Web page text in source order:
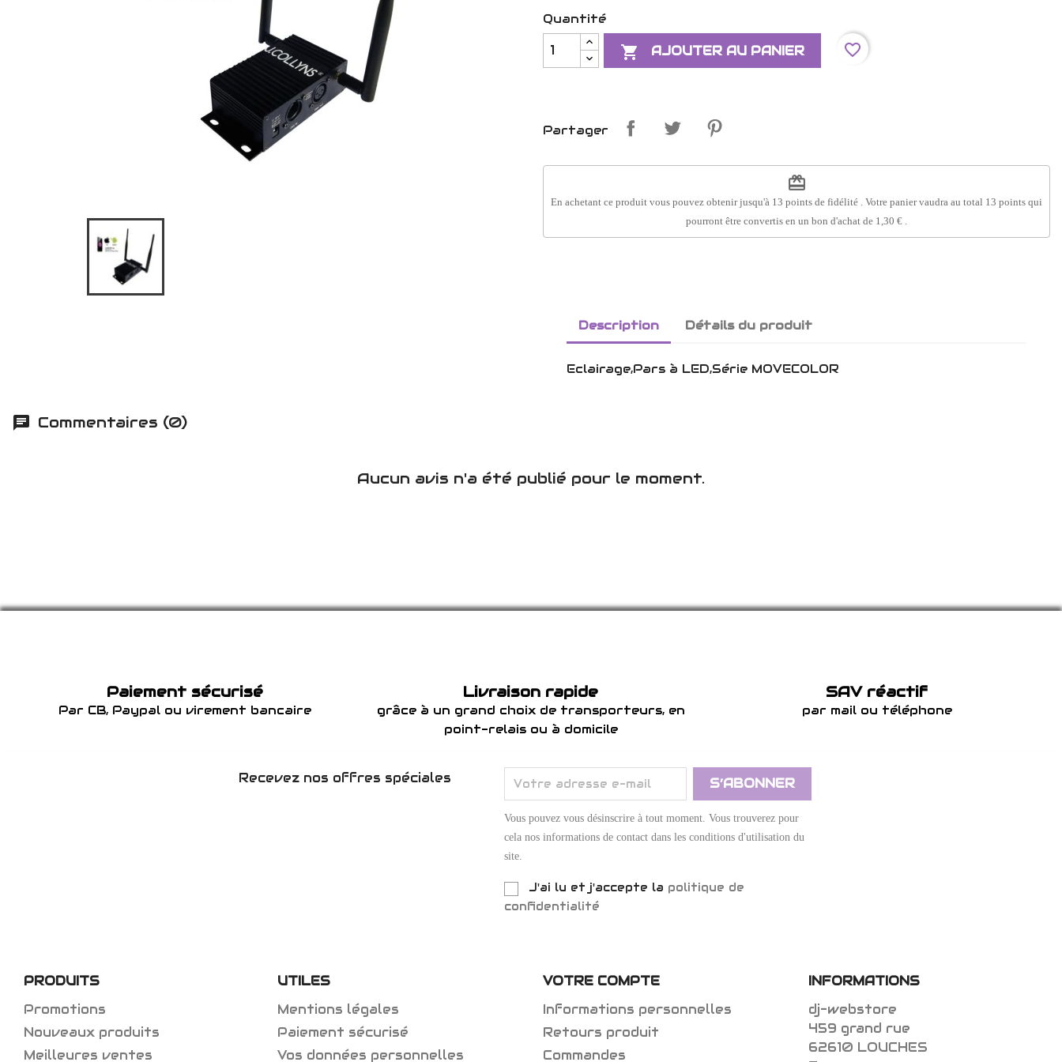
Quantité
 AJOUTER AU PANIER favorite_border
Partager
redeem
En achetant ce produit vous pouvez obtenir jusqu'à 13 points de fidélité . Votre panier vaudra au total 13 points qui
pourront être convertis en un bon d'achat de 1,30 €
Description Détails du produit
Eclairage,Pars à LED,Série MOVECOLOR
Commentaires (0)
Aucun avis n'a été publié pour le moment.
Paiement sécurisé
Par CB, Paypal ou virement bancaire
Livraison rapide
grâce à un grand choix de transporteurs, en
point-relais ou à domicile
SAV réactif
par mail ou téléphone
Recevez nos offres spéciales
Vous pouvez vous désinscrire à tout moment. Vous trouverez pour
cela nos informations de contact dans les conditions d'utilisation du
site.
J'ai lu et j'accepte la politique de
confidentialité
PRODUITS
Promotions
Nouveaux produits
Meilleures ventes
UTILES
Mentions légales
Paiement sécurisé
Vos données personnelles
VOTRE COMPTE
Informations personnelles
Retours produit
Commandes
INFORMATIONS
dj-webstore
459 grand rue
62610 LOUCHES